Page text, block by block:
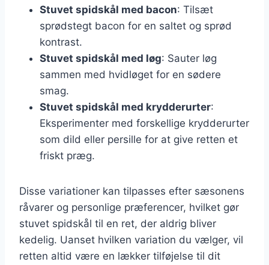
Stuvet spidskål med bacon: Tilsæt
sprødstegt bacon for en saltet og sprød
kontrast.
Stuvet spidskål med løg: Sauter løg
sammen med hvidløget for en sødere
smag.
Stuvet spidskål med krydderurter:
Eksperimenter med forskellige krydderurter
som dild eller persille for at give retten et
friskt præg.
Disse variationer kan tilpasses efter sæsonens
råvarer og personlige præferencer, hvilket gør
stuvet spidskål til en ret, der aldrig bliver
kedelig. Uanset hvilken variation du vælger, vil
retten altid være en lækker tilføjelse til dit